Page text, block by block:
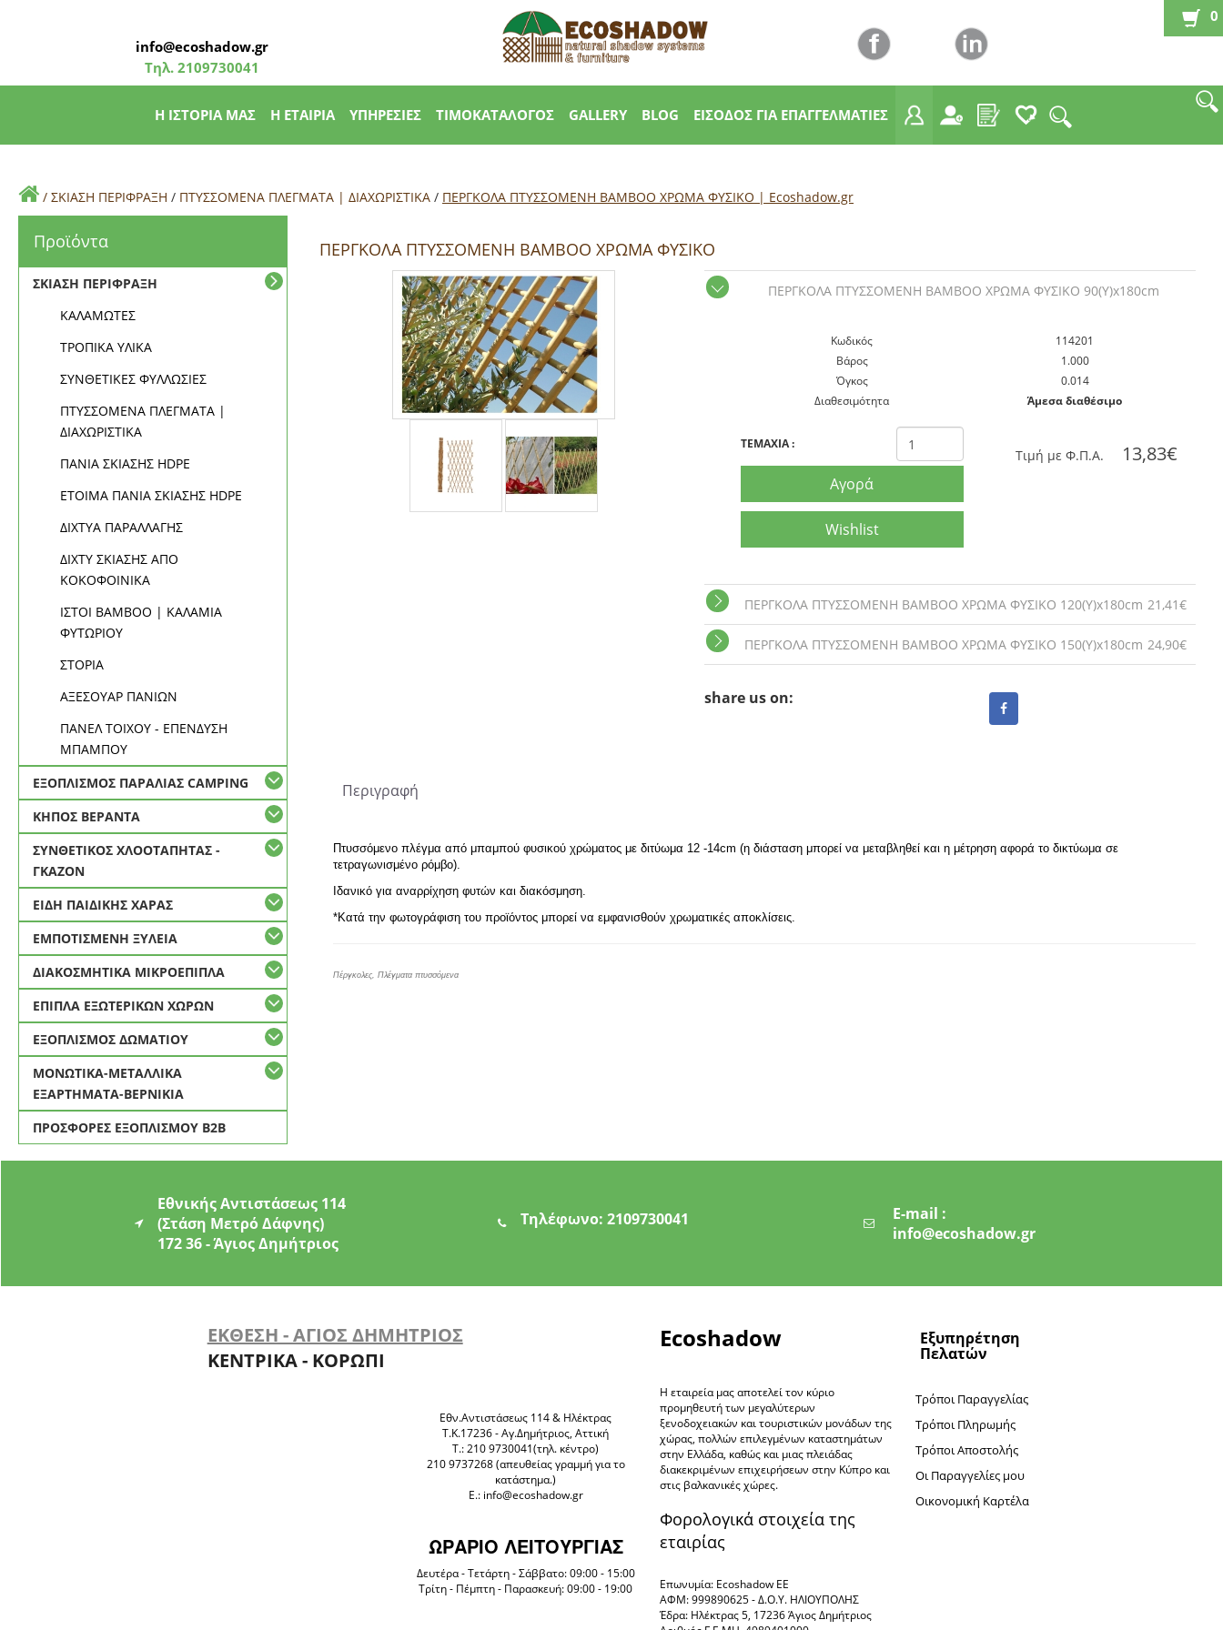
info@ecoshadow.gr
Τηλ.2109730041
0
Η ΙΣΤΟΡΙΑ ΜΑΣ Η ΕΤΑΙΡΙΑ ΥΠΗΡΕΣΙΕΣ ΤΙΜΟΚΑΤΑΛΟΓΟΣ GALLERY BLOG ΕΙΣΟΔΟΣ ΓΙΑ ΕΠΑΓΓΕΛΜΑΤΙΕΣ
/ ΣΚΙΑΣΗ ΠΕΡΙΦΡΑΞΗ / ΠΤΥΣΣΟΜΕΝΑ ΠΛΕΓΜΑΤΑ | ΔΙΑΧΩΡΙΣΤΙΚΑ / ΠΕΡΓΚΟΛΑ ΠΤΥΣΣΟΜΕΝΗ BAMBOO ΧΡΩΜΑ ΦΥΣΙΚΟ | Εcoshadow.gr
Προϊόντα
ΣΚΙΑΣΗ ΠΕΡΙΦΡΑΞΗ
ΚΑΛΑΜΩΤΕΣ
ΤΡΟΠΙΚΑ ΥΛΙΚΑ
ΣΥΝΘΕΤΙΚΕΣ ΦΥΛΛΩΣΙΕΣ
ΠΤΥΣΣΟΜΕΝΑ ΠΛΕΓΜΑΤΑ |
ΔΙΑΧΩΡΙΣΤΙΚΑ
ΠΑΝΙΑ ΣΚΙΑΣΗΣ HDPE
ΕΤΟΙΜΑ ΠΑΝΙΑ ΣΚΙΑΣΗΣ HDPE
ΔΙΧΤΥΑ ΠΑΡΑΛΛΑΓΗΣ
ΔΙΧΤΥ ΣΚΙΑΣΗΣ ΑΠΟ
ΚΟΚΟΦΟΙΝΙΚΑ
ΙΣΤΟΙ BAMBOO | ΚΑΛΑΜΙΑ
ΦΥΤΩΡΙΟΥ
ΣΤΟΡΙΑ
ΑΞΕΣΟΥΑΡ ΠΑΝΙΩΝ
ΠΑΝΕΛ ΤΟΙΧΟΥ - ΕΠΕΝΔΥΣΗ
ΜΠΑΜΠΟΥ
ΕΞΟΠΛΙΣΜΟΣ ΠΑΡΑΛΙΑΣ CAMPING
ΚΗΠΟΣ ΒΕΡΑΝΤΑ
ΣΥΝΘΕΤΙΚΟΣ ΧΛΟΟΤΑΠΗΤΑΣ -
ΓΚΑΖΟΝ
ΕΙΔΗ ΠΑΙΔΙΚΗΣ ΧΑΡΑΣ
ΕΜΠΟΤΙΣΜΕΝΗ ΞΥΛΕΙΑ
ΔΙΑΚΟΣΜΗΤΙΚΑ ΜΙΚΡΟΕΠΙΠΛΑ
ΕΠΙΠΛΑ ΕΞΩΤΕΡΙΚΩΝ ΧΩΡΩΝ
ΕΞΟΠΛΙΣΜΟΣ ΔΩΜΑΤΙΟΥ
ΜΟΝΩΤΙΚΑ-ΜΕΤΑΛΛΙΚΑ
ΕΞΑΡΤΗΜΑΤΑ-ΒΕΡΝΙΚΙΑ
ΠΡΟΣΦΟΡΕΣ ΕΞΟΠΛΙΣΜΟΥ Β2Β
ΠΕΡΓΚΟΛΑ ΠΤΥΣΣΟΜΕΝΗ BAMBOO ΧΡΩΜΑ ΦΥΣΙΚΟ
ΠΕΡΓΚΟΛΑ ΠΤΥΣΣΟΜΕΝΗ BAMBOO ΧΡΩΜΑ ΦΥΣΙΚΟ 90(Υ)x180cm
Kωδικός
114201
Βάρος
1.000
Όγκος
0.014
Διαθεσιμότητα
Άμεσα διαθέσιμο
TEMAXIA:
Αγορά
Wishlist
Tιμή με Φ.Π.Α. 13,83€
ΠΕΡΓΚΟΛΑ ΠΤΥΣΣΟΜΕΝΗ BAMBOO ΧΡΩΜΑ ΦΥΣΙΚΟ 120(Υ)x180cm 21,41€
ΠΕΡΓΚΟΛΑ ΠΤΥΣΣΟΜΕΝΗ BAMBOO ΧΡΩΜΑ ΦΥΣΙΚΟ 150(Υ)x180cm 24,90€
share us on:
Περιγραφή
Πτυσσόμενο πλέγμα από μπαμπού φυσικού χρώματος με διτύωμα 12 -14cm (η διάσταση μπορεί να μεταβληθεί και η μέτρηση αφορά το δικτύωμα σε
τετραγωνισμένο ρόμβο).
Ιδανικό για αναρρίχηση φυτών και διακόσμηση.
*Κατά την φωτογράφιση του προϊόντος μπορεί να εμφανισθούν χρωματικές αποκλίσεις.
Πέργκολες, Πλέγματα πτυσσόμενα
Εθνικής Αντιστάσεως 114
(Στάση Μετρό Δάφνης)
172 36 - Άγιος Δημήτριος
Τηλέφωνο:2109730041
E-mail :
info@ecoshadow.gr
Εξυπηρέτηση
Πελατών
Τρόποι Παραγγελίας
Τρόποι Πληρωμής
Τρόποι Αποστολής
Oι Παραγγελίες μου
Oικονομική Καρτέλα
Ecoshadow
Η εταιρεία μας αποτελεί τον κύριο
προμηθευτή των μεγαλύτερων
ξενοδοχειακών και τουριστικών μονάδων της
χώρας, πολλών επιλεγμένων καταστημάτων
στην Ελλάδα, καθώς και μιας πλειάδας
διακεκριμένων επιχειρήσεων στην Κύπρο και
στις βαλκανικές χώρες.
Φορολογικά στοιχεία της
εταιρίας
Επωνυμία: Ecoshadow ΕΕ
ΑΦΜ: 999890625 - Δ.Ο.Υ. ΗΛΙΟΥΠΟΛΗΣ
Έδρα: Ηλέκτρας 5, 17236 Άγιος Δημήτριος
ΕΚΘΕΣΗ - ΑΓΙΟΣ ΔΗΜΗΤΡΙΟΣ
ΚΕΝΤΡΙΚΑ - ΚΟΡΩΠΙ
Eθν.Αντιστάσεως 114 & Ηλέκτρας
Τ.Κ.17236 - Αγ.Δημήτριος, Αττική
Τ.: 210 9730041(τηλ. κέντρο)
210 9737268 (απευθείας γραμμή για το
κατάστημα.)
E.: info@ecoshadow.gr
ΩΡΑΡΙΟ ΛΕΙΤΟΥΡΓΙΑΣ
Δευτέρα - Τετάρτη - Σάββατο: 09:00 - 15:00
Τρίτη - Πέμπτη - Παρασκευή: 09:00 - 19:00